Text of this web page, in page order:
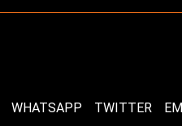
WHATSAPP TWITTER